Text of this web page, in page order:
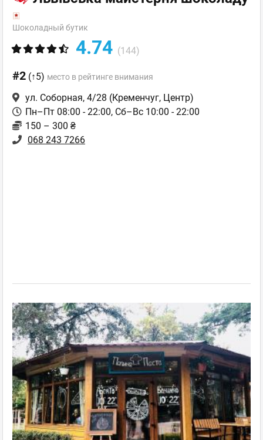
Шоколадный бутик
4.74 (144)
#2 (↑5) место в рейтинге внимания
ул. Соборная, 4/28 (Кременчуг, Центр)
Пн–Пт 08:00 - 22:00, Сб–Вс 10:00 - 22:00
150 – 300 ₴
068 243 7266